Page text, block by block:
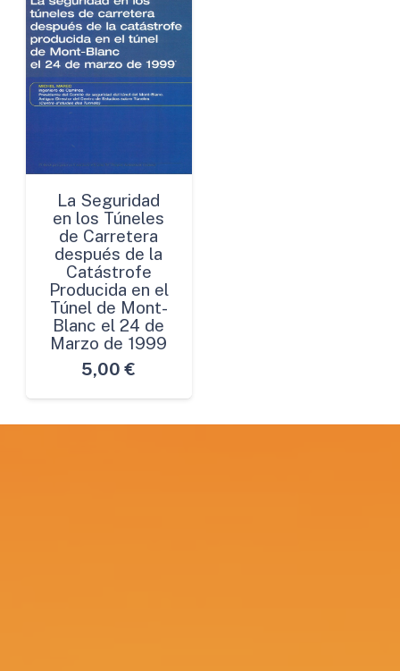
La Seguridad
en los Túneles
de Carretera
después de la
Catástrofe
Producida en el
Túnel de Mont-
Blanc el 24 de
Marzo de 1999
5,00 €